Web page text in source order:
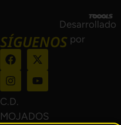
SÍGUENOS
C.D.
MOJADOS
Desarrollado
por